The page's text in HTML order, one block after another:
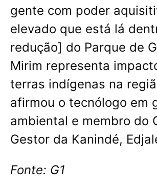
gente com poder
elevado que está lá
redução] do Parque de
Mirim representa
terras indígenas na
afirmou o tecnólogo em
ambiental e membro do
Gestor da Kanindé,
Fonte: G1